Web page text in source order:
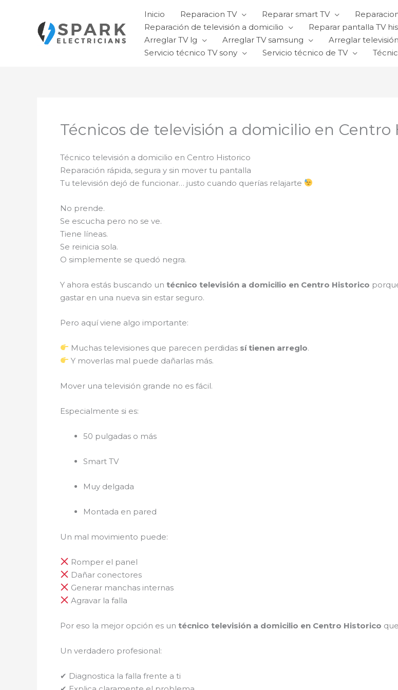
contenido
Inicio Reparacion TV Reparar smart TV
Reparación de televisión a domicilio
Reparar pantalla TV
Arreglar TV lg
Arreglar TV samsung Arreglar televisión
Servicio técnico TV sony
Servicio técnico de TV
Técnicos de televisión a domicilio en Centro
Técnico televisión a domicilio en Centro Historico
Reparación rápida, segura y sin mover tu pantalla
Tu televisión dejó de funcionar… justo cuando querías relajarte
No prende.
Se escucha pero no se ve.
Tiene líneas.
Se reinicia sola.
O simplemente se quedó negra.
Y ahora estás buscando un técnico televisión a domicilio en Centro Historico
gastar en una nueva sin estar seguro.
Pero aquí viene algo importante:
Muchas televisiones que parecen perdidas sí tienen arreglo.
Y moverlas mal puede dañarlas más.
Mover una televisión grande no es fácil.
Especialmente si es:
50 pulgadas o más
Smart TV
Muy delgada
Montada en pared
Un mal movimiento puede:
Romper el panel
Dañar conectores
Generar manchas internas
Agravar la falla
Por eso la mejor opción es un técnico televisión a domicilio en Centro Historico
Un verdadero profesional:
✔ Diagnostica la falla frente a ti